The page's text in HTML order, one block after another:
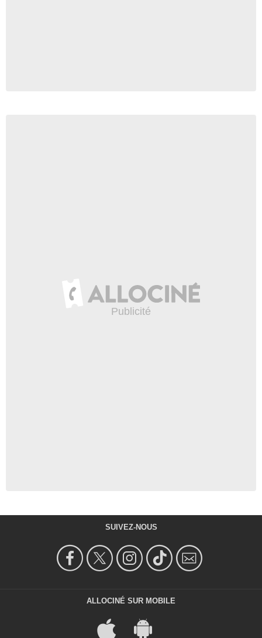
SUIVEZ-NOUS
ALLOCINÉ SUR MOBILE